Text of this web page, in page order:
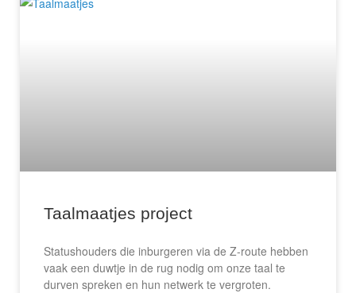
Taalmaatjes project
Statushouders die inburgeren via de Z-route hebben
vaak een duwtje in de rug nodig om onze taal te
durven spreken en hun netwerk te vergroten.